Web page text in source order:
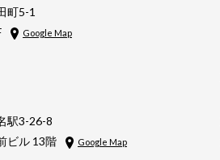
町5-1
Google Map
駅3-26-8
ビル 13階
Google Map